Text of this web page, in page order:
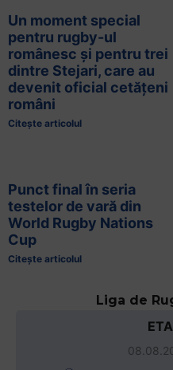
Un moment special
pentru rugby-ul
românesc și pentru trei
dintre Stejari, care au
devenit oficial cetățeni
români
Citește articolul
Punct final în seria
testelor de vară din
World Rugby Nations
Cup
Citește articolul
Liga de